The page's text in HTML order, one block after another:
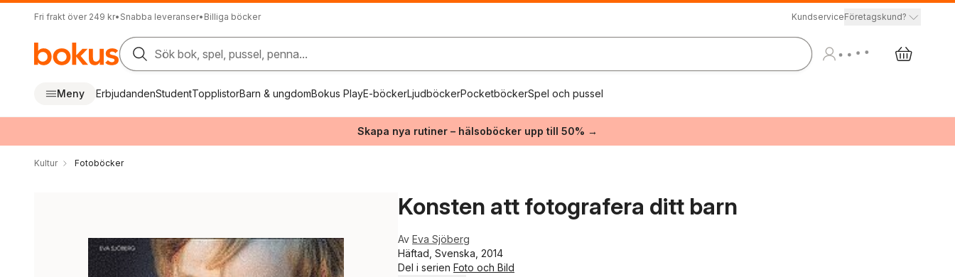
Fri frakt över 249 kr• Snabba leveranser• Billiga böcker KundserviceFöretagskund?
Sök bok, spel, pussel, penna...
Meny ErbjudandenStudentTopplistorBarn & ungdomBokus PlayE-böckerLjudböckerPocketböckerSpel och pussel
Skapa nya rutiner – hälsoböcker upp till 50% →
Kultur Fotoböcker
Konsten att fotografera ditt barn
Av Eva Sjöberg
Häftad, Svenska, 2014
Del i serien Foto och Bild